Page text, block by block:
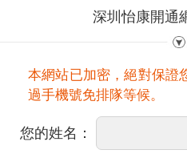
深圳怡康開通
本網站已加密，絕對保證
過手機號免排隊等候。
您的姓名：